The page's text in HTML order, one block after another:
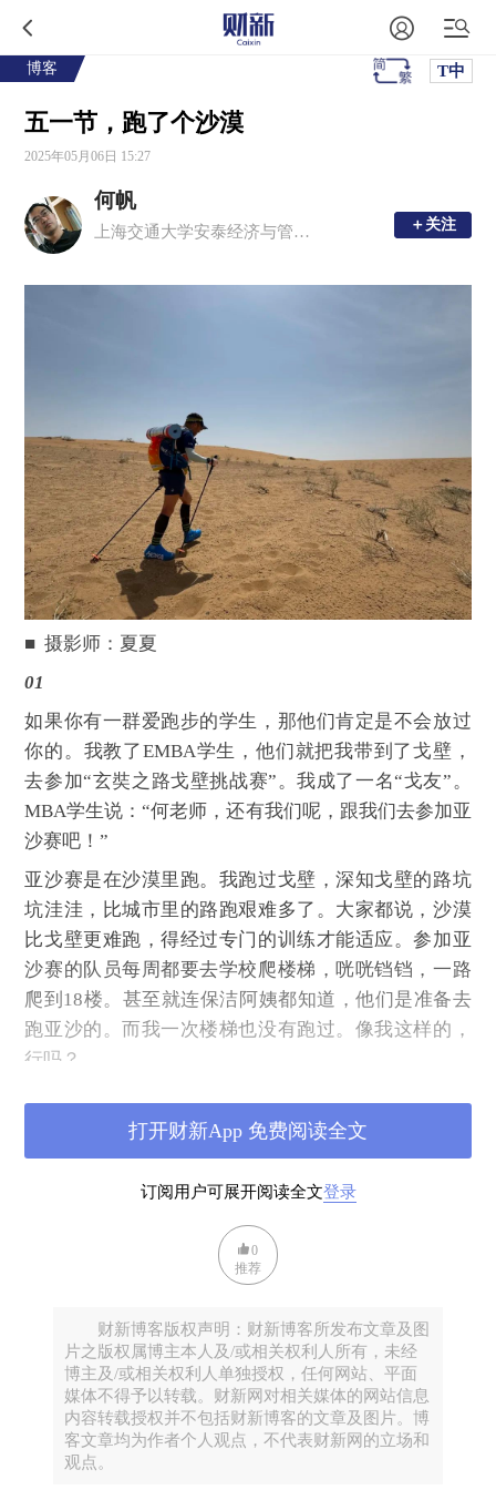
博客 T中
五一节，跑了个沙漠
2025年05月06日 15:27
何帆
上海交通大学安泰经济与管理学院教授 ＋关注
＋关注
■ 摄影师：夏夏
01
如果你有一群爱跑步的学生，那他们肯定是不会放过
你的。我教了EMBA学生，他们就把我带到了戈壁，
去参加“玄奘之路戈壁挑战赛”。我成了一名“戈友”。
MBA学生说：“何老师，还有我们呢，跟我们去参加亚
沙赛吧！”
亚沙赛是在沙漠里跑。我跑过戈壁，深知戈壁的路坑
坑洼洼，比城市里的路跑艰难多了。大家都说，沙漠
比戈壁更难跑，得经过专门的训练才能适应。参加亚
沙赛的队员每周都要去学校爬楼梯，咣咣铛铛，一路
爬到18楼。甚至就连保洁阿姨都知道，他们是准备去
跑亚沙的。而我一次楼梯也没有跑过。像我这样的，
行吗？
学生说：“别听他们的，那是谣言。沙漠比戈壁更好
跑，拍照还出大片。来吧，你肯定行。”
于是，我又被忽悠了。
介绍一下背景。参加亚沙赛的主要是各大商学院的
MBA学生。比赛地点在内蒙古自治区阿拉善盟腾格里
要去跑个“亚沙”，读EMBA要去跑个“戈赛”，已经成了
一种风尚。我参加的是第十四届亚太地区商学院沙漠
挑战赛，简称“沙14”。
在亚沙赛场上有几支不同的队伍。代表学院参赛，要
拼成绩名次的是A队。给A队队员当“兔子”，陪他们一
订阅用户可展开阅读全文登录
打开财新App 免费阅读全文
0
推荐
财新博客版权声明：财新博客所发布文章及图
片之版权属博主本人及/或相关权利人所有，未经
博主及/或相关权利人单独授权，任何网站、平面
媒体不得予以转载。财新网对相关媒体的网站信息
内容转载授权并不包括财新博客的文章及图片。博
客文章均为作者个人观点，不代表财新网的立场和
观点。